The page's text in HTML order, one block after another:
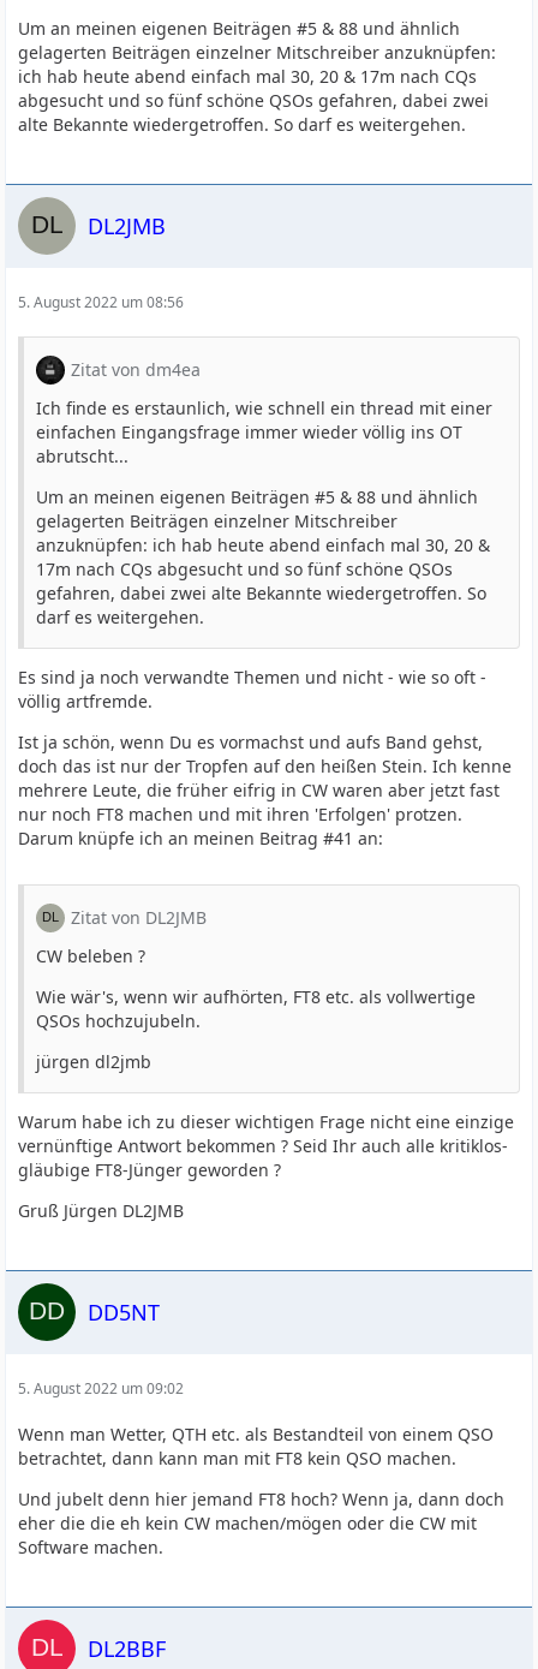
Um an meinen eigenen Beiträgen #5 & 88 und ähnlich
gelagerten Beiträgen einzelner Mitschreiber anzuknüpfen:
ich hab heute abend einfach mal 30, 20 & 17m nach CQs
abgesucht und so fünf schöne QSOs gefahren, dabei zwei
alte Bekannte wiedergetroffen. So darf es weitergehen.
DL2JMB
5. August 2022 um 08:56
Zitat von dm4ea
Ich finde es erstaunlich, wie schnell ein thread mit einer
einfachen Eingangsfrage immer wieder völlig ins OT
abrutscht...
Um an meinen eigenen Beiträgen #5 & 88 und ähnlich
gelagerten Beiträgen einzelner Mitschreiber
anzuknüpfen: ich hab heute abend einfach mal 30, 20 &
17m nach CQs abgesucht und so fünf schöne QSOs
gefahren, dabei zwei alte Bekannte wiedergetroffen. So
darf es weitergehen.
Es sind ja noch verwandte Themen und nicht - wie so oft -
völlig artfremde.
Ist ja schön, wenn Du es vormachst und aufs Band gehst,
doch das ist nur der Tropfen auf den heißen Stein. Ich kenne
mehrere Leute, die früher eifrig in CW waren aber jetzt fast
nur noch FT8 machen und mit ihren 'Erfolgen' protzen.
Darum knüpfe ich an meinen Beitrag #41 an:
Zitat von DL2JMB
CW beleben ?
Wie wär's, wenn wir aufhörten, FT8 etc. als vollwertige
QSOs hochzujubeln.
jürgen dl2jmb
Warum habe ich zu dieser wichtigen Frage nicht eine einzige
vernünftige Antwort bekommen ? Seid Ihr auch alle kritiklos-
gläubige FT8-Jünger geworden ?
Gruß Jürgen DL2JMB
DD5NT
5. August 2022 um 09:02
Wenn man Wetter, QTH etc. als Bestandteil von einem QSO
betrachtet, dann kann man mit FT8 kein QSO machen.
Und jubelt denn hier jemand FT8 hoch? Wenn ja, dann doch
eher die die eh kein CW machen/mögen oder die CW mit
Software machen.
DL2BBF